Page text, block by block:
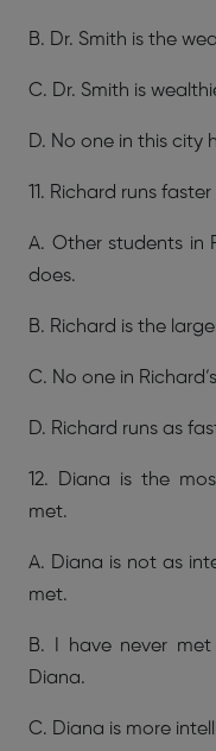
B. Dr. Smith is the
C. Dr. Smith is
D. No one in this city
11. Richard runs
A. Other students in
does.
B. Richard is the
C. No one in
D. Richard runs as
12. Diana is the
met.
A. Diana is not as
met.
B. I have never
Diana.
C. Diana is more